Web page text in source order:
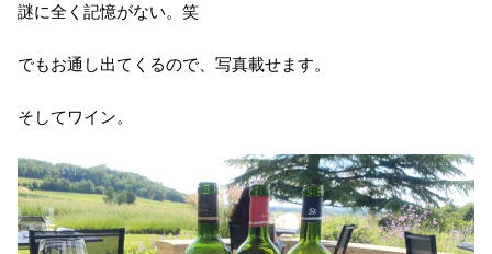
謎に全く記憶がない。笑
でもお通し出てくるので、写真載せます。
そしてワイン。